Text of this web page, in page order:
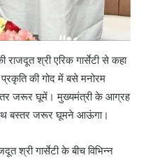
राजदूत श्री एरिक गार्सेटी से कहा
की गोद में बसे मनोरम
जरूर घूमें। मुख्यमंत्री के आग्रह
बस्तर जरूर घूमने आऊंगा।
श्री गार्सेटी के बीच विभिन्न